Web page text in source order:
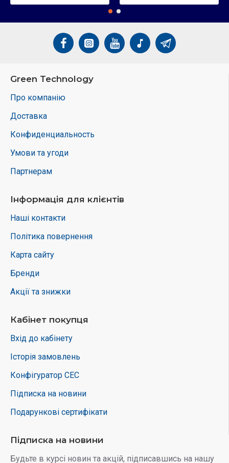
Green Technology
Про компанію
Доставка
Конфиденциальность
Умови та угоди
Партнерам
Інформація для клієнтів
Наші контакти
Політика повернення
Карта сайту
Бренди
Акції та знижки
Кабінет покупця
Вхід до кабінету
Історія замовлень
Конфігуратор СЕС
Підписка на новини
Подарункові сертифікати
Підписка на новини
Будьте в курсі новин та акцій, підписавшись на нашу